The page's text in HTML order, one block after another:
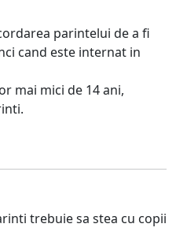
parintelui de a fi
cand este internat in
mai mici de 14 ani,
trebuie sa stea cu copii